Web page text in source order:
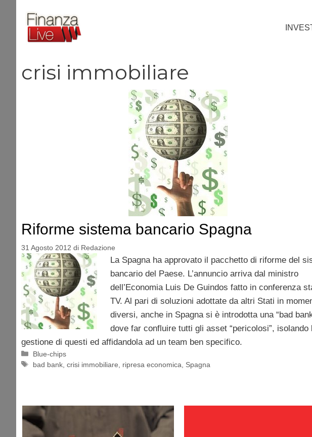
contenuto
crisi immobiliare
Riforme sistema bancario Spagna
31 Agosto 2012 di Redazione
La Spagna ha approvato il pacchetto di riforme del
bancario del Paese. L’annuncio arriva dal ministro
dell’Economia Luis De Guindos fatto in conferenza
TV. Al pari di soluzioni adottate da altri Stati in
diversi, anche in Spagna si è introdotta una “bad
dove far confluire tutti gli asset “pericolosi”, isolando
gestione di questi ed affidandola ad un team ben specifico.
Categorie
Blue-chips
Tag
bad bank ,crisi immobiliare ripresa economica Spagna